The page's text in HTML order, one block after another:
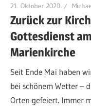
21. Oktober 2020
Zurück zur
Gottesdienst
Marienkirche
Seit Ende Mai haben
bei schönem Wetter –
Orten gefeiert. Immer